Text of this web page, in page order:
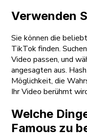
Verwenden
Sie können die
TikTok finden.
Video passen, und
angesagten aus.
Möglichkeit, die
Ihr Video berühmt
Welche
Famous zu